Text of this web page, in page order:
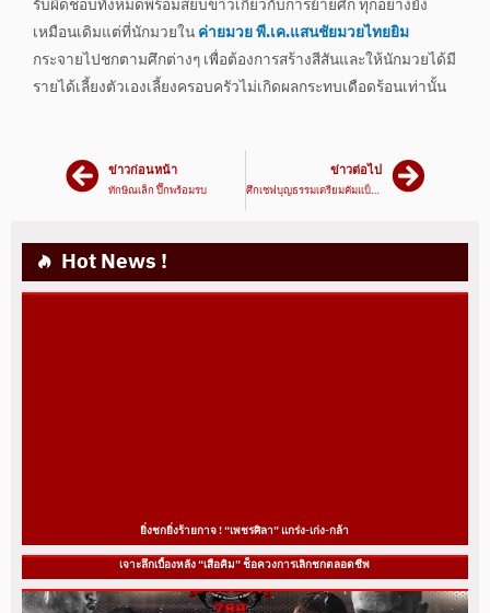
รับผิดชอบทั้งหมดพร้อมสยบข่าวเกี่ยวกับการย้ายศึก ทุกอย่างยัง
เหมือนเดิมแต่ที่นักมวยในค่ายมวย พี.เค.แสนชัยมวยไทยยิม
กระจายไปชกตามศึกต่างๆ เพื่อต้องการสร้างสีสันและให้นักมวยได้มี
รายได้เลี้ยงตัวเองเลี้ยงครอบครัวไม่เกิดผลกระทบเดือดร้อนเท่านั้น
ข่าวก่อนหน้า
ทักษิณเล็ก ปึ๊กพร้อมรบ
ข่าวต่อไป
ศึกเชฟบุญธรรมเตรียมคัมแบ็คต้นปี 2565
Hot News !
ยิ่งชกยิ่งร้ายกาจ ! “เพชรศิลา” แกร่ง-เก่ง-กล้า
เจาะลึกเบื้องหลัง “เสือคิม” ช็อควงการเลิกชกตลอดชีพ